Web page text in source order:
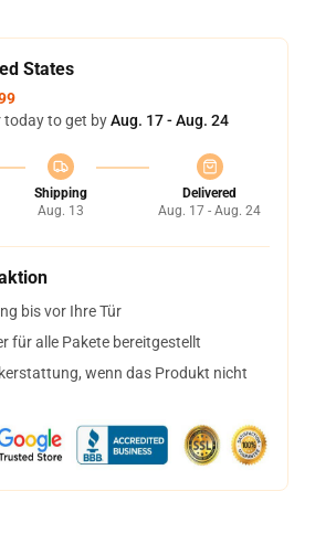
States
today to get byAug. 17 - Aug. 24
Shipping
Aug. 13
Delivered
Aug. 17 - Aug. 24
bis vor Ihre Tür
für alle Pakete bereitgestellt
wenn das Produkt nicht